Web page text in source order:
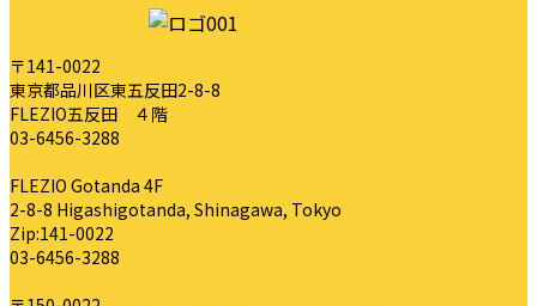
〒141-0022
東京都品川区東五反田2-8-8
FLEZIO五反田 ４階
03-6456-3288
FLEZIO Gotanda 4F
2-8-8 Higashigotanda, Shinagawa, Tokyo
Zip:141-0022
03-6456-3288